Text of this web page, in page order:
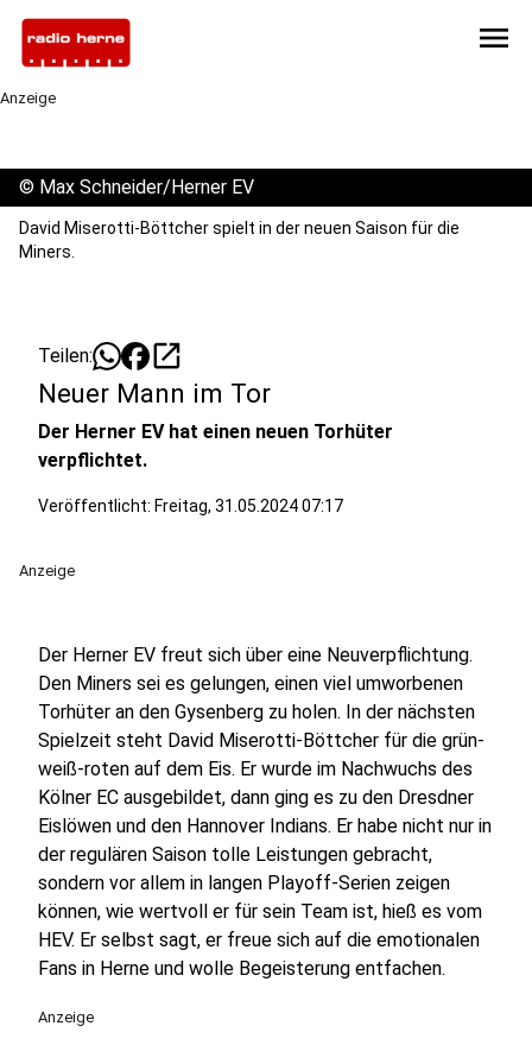
menu
Anzeige
© Max Schneider/Herner EV
David Miserotti-Böttcher spielt in der neuen Saison für die
Miners.
Teilen: open_in_new
Neuer Mann im Tor
Der Herner EV hat einen neuen Torhüter
verpflichtet.
Veröffentlicht: Freitag, 31.05.2024 07:17
Anzeige
Der Herner EV freut sich über eine Neuverpflichtung.
Den Miners sei es gelungen, einen viel umworbenen
Torhüter an den Gysenberg zu holen. In der nächsten
Spielzeit steht David Miserotti-Böttcher für die grün-
weiß-roten auf dem Eis. Er wurde im Nachwuchs des
Kölner EC ausgebildet, dann ging es zu den Dresdner
Eislöwen und den Hannover Indians. Er habe nicht nur in
der regulären Saison tolle Leistungen gebracht,
sondern vor allem in langen Playoff-Serien zeigen
können, wie wertvoll er für sein Team ist, hieß es vom
HEV. Er selbst sagt, er freue sich auf die emotionalen
Fans in Herne und wolle Begeisterung entfachen.
Anzeige